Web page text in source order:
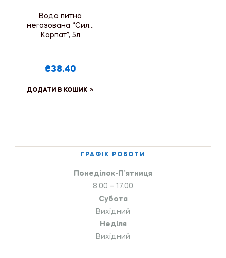
Вода питна
негазована “Сила
Карпат”, 5л
₴38.40
ДОДАТИ В КОШИК
ГРАФІК РОБОТИ
Понеділок-П’ятниця
8.00 – 17.00
Субота
Вихідний
Неділя
Вихідний